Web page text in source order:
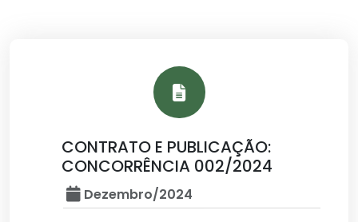
CONTRATO E PUBLICAÇÃO:
CONCORRÊNCIA 002/2024
Dezembro/2024